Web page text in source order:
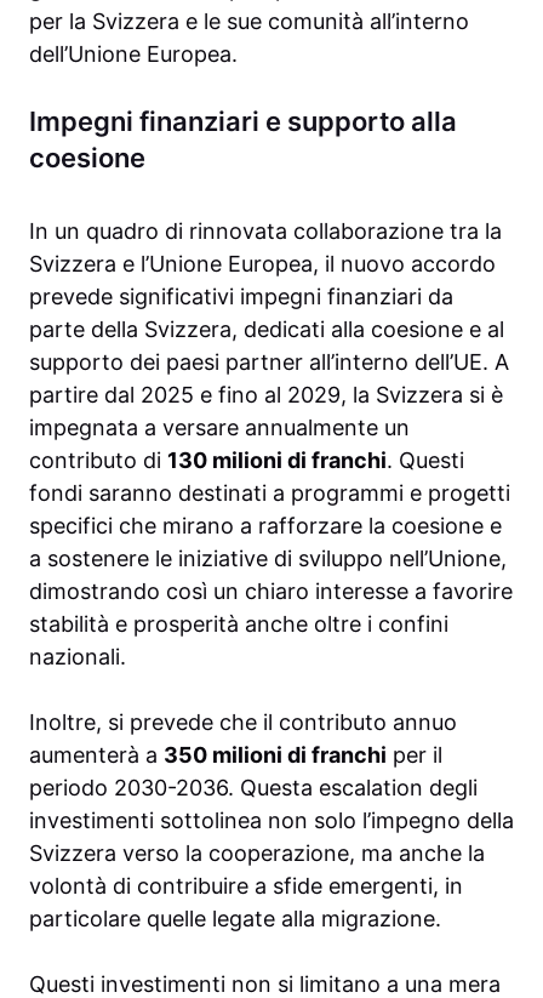
per la Svizzera e le sue comunità all’interno
dell’Unione Europea.
Impegni finanziari e supporto alla
coesione
In un quadro di rinnovata collaborazione tra la
Svizzera e l’Unione Europea, il nuovo accordo
prevede significativi impegni finanziari da
parte della Svizzera, dedicati alla coesione e al
supporto dei paesi partner all’interno dell’UE. A
partire dal 2025 e fino al 2029, la Svizzera si è
impegnata a versare annualmente un
contributo di 130 milioni di franchi. Questi
fondi saranno destinati a programmi e progetti
specifici che mirano a rafforzare la coesione e
a sostenere le iniziative di sviluppo nell’Unione,
dimostrando così un chiaro interesse a favorire
stabilità e prosperità anche oltre i confini
nazionali.
Inoltre, si prevede che il contributo annuo
aumenterà a 350 milioni di franchi per il
periodo 2030-2036. Questa escalation degli
investimenti sottolinea non solo l’impegno della
Svizzera verso la cooperazione, ma anche la
volontà di contribuire a sfide emergenti, in
particolare quelle legate alla migrazione.
Questi investimenti non si limitano a una mera